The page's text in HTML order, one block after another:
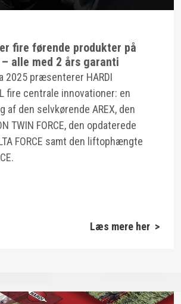
fire førende produkter på
alle med 2 års garanti
2025 præsenterer HARDI
fire centrale innovationer: en
af den selvkørende AREX, den
TWIN FORCE, den opdaterede
FORCE samt den liftophængte
Læs mere her >